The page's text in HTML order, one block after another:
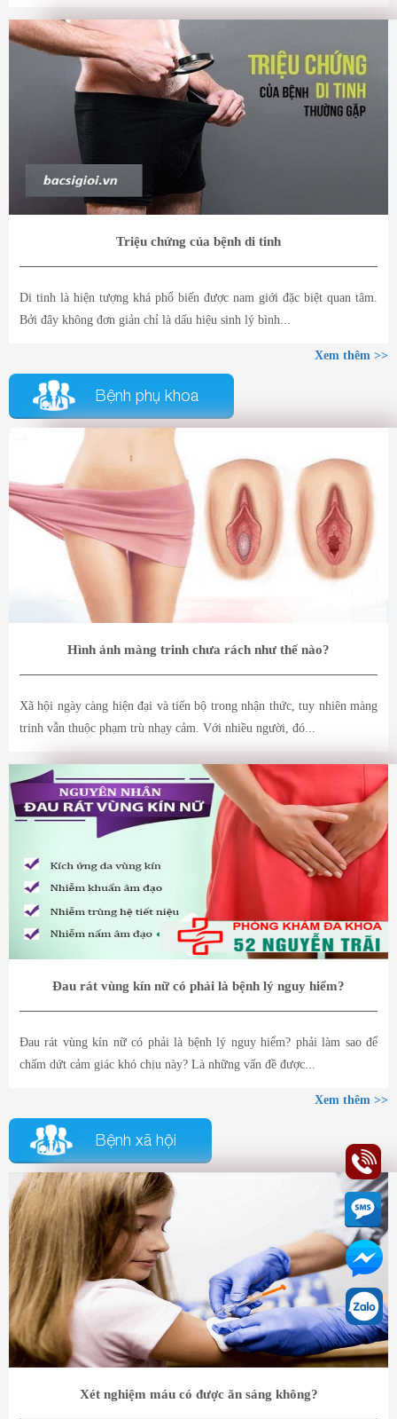
Triệu chứng của bệnh di tinh
Di tinh là hiện tượng khá phổ biến được nam giới đặc biệt quan tâm.
Bởi đây không đơn giản chỉ là dấu hiệu sinh lý bình...
Xem thêm >>
Bệnh phụ khoa
Hình ảnh màng trinh chưa rách như thế nào?
Xã hội ngày càng hiện đại và tiến bộ trong nhận thức, tuy nhiên màng
trinh vẫn thuộc phạm trù nhạy cảm. Với nhiều người, đó...
Đau rát vùng kín nữ có phải là bệnh lý nguy hiểm?
Đau rát vùng kín nữ có phải là bệnh lý nguy hiểm? phải làm sao để
chấm dứt cảm giác khó chịu này? Là những vấn đề được...
Xem thêm >>
Bệnh xã hội
Xét nghiệm máu có được ăn sáng không?